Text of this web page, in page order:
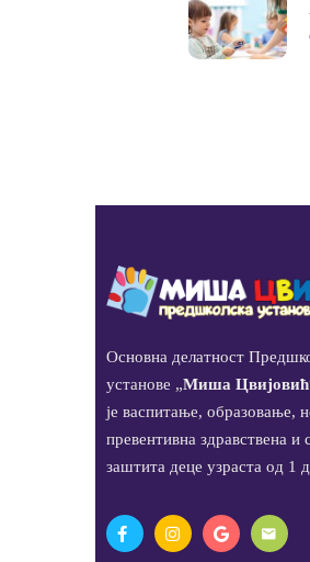
Основна делатност
установе „Миша Цвијовић
је васпитање, образовање,
превентивна здравствена и
заштита деце узраста од 1